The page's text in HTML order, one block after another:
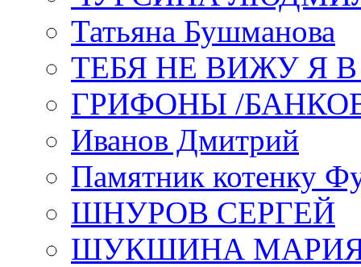
Татьяна Бушманова
ТЕБЯ НЕ ВИЖУ Я
ГРИФОНЫ /
Иванов Дмитрий
Памятник котенку
ШНУРОВ СЕРГЕЙ
ШУКШИНА